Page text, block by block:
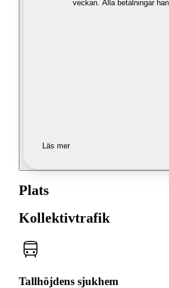
veckan. Alla betalningar
Läs mer
Plats
Kollektivtrafik
Tallhöjdens sjukhem